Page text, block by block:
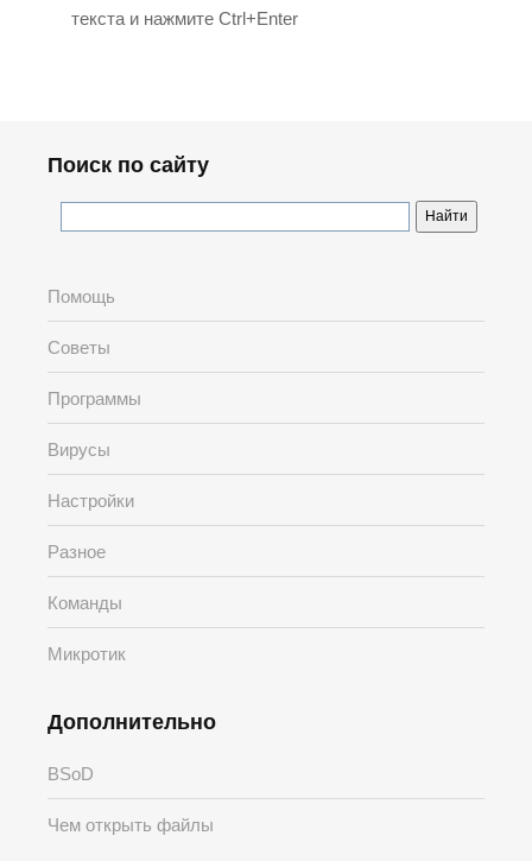
текста и нажмите Ctrl+Enter
Поиск по сайту
Помощь
Советы
Программы
Вирусы
Настройки
Разное
Команды
Микротик
Дополнительно
BSoD
Чем открыть файлы